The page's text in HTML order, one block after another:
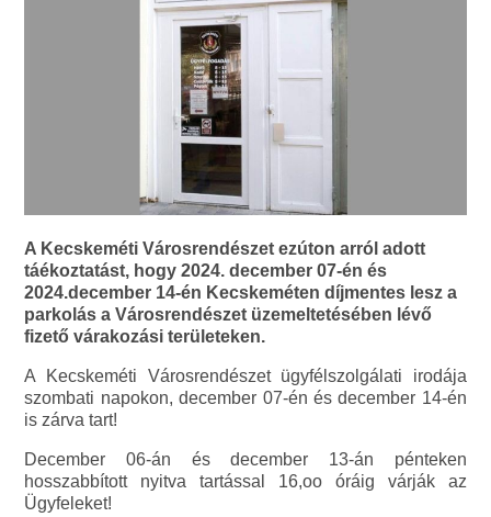
A Kecskeméti Városrendészet ezúton arról adott
táékoztatást, hogy 2024. december 07-én és
2024.december 14-én Kecskeméten díjmentes lesz a
parkolás a Városrendészet üzemeltetésében lévő
fizető várakozási területeken.
A Kecskeméti Városrendészet ügyfélszolgálati irodája
szombati napokon, december 07-én és december 14-én
is zárva tart!
December 06-án és december 13-án pénteken
hosszabbított nyitva tartással 16,oo óráig várják az
Ügyfeleket!